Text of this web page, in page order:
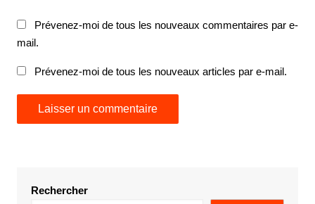
Prévenez-moi de tous les nouveaux commentaires par e-
mail.
Prévenez-moi de tous les nouveaux articles par e-mail.
Rechercher